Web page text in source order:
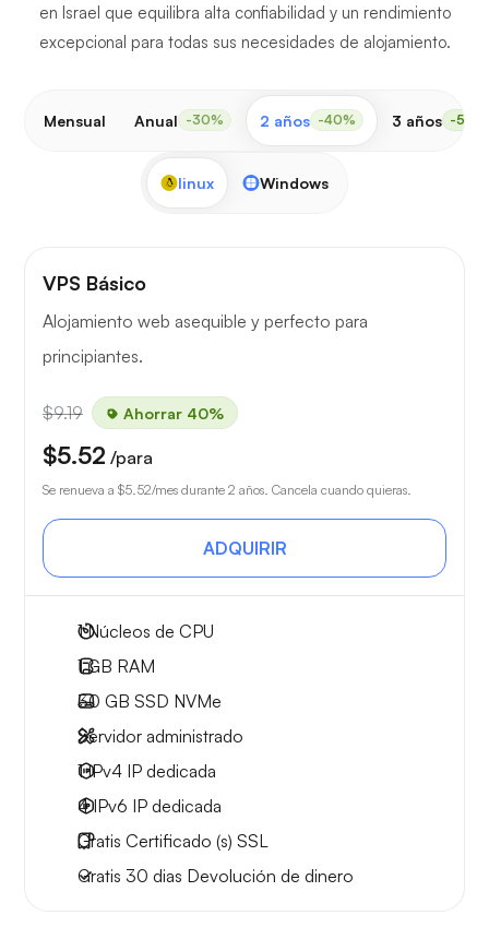
en Israel que equilibra alta confiabilidad y un rendimiento
excepcional para todas sus necesidades de alojamiento.
Mensual Anual -30% 2 años -40% 3 años -50%
linux Windows
VPS Básico
Alojamiento web asequible y perfecto para
principiantes.
$9.19 Ahorrar 40%
$5.52 /para
Se renueva a $5.52/mes durante 2 años. Cancela cuando quieras.
ADQUIRIR
1Núcleos de CPU
1 GB RAM
30 GB SSD NVMe
Servidor administrado
1 IPv4 IP dedicada
4 IPv6 IP dedicada
Gratis Certificado (s) SSL
Gratis 30 dias Devolución de dinero